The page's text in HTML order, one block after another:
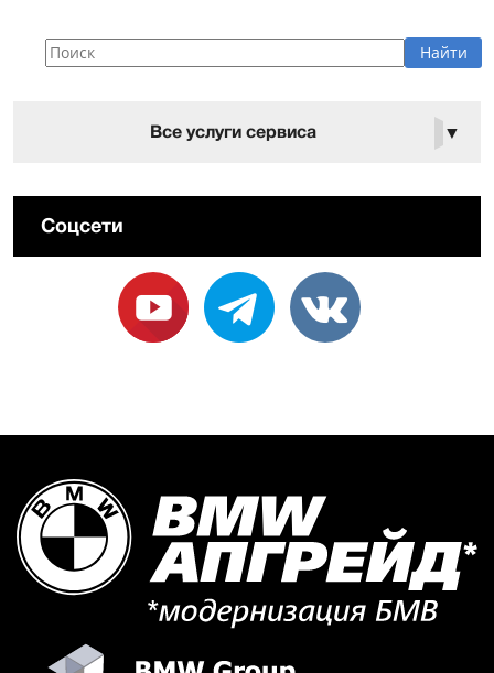
Все услуги сервиса ▼
Соцсети